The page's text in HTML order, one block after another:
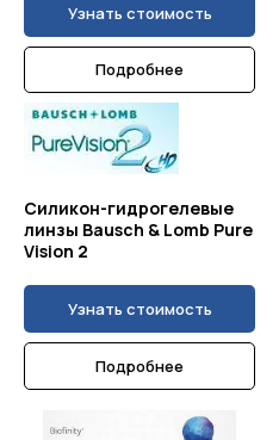
Узнать стоимость
Подробнее
Силикон-гидрогелевые
линзы Bausch & Lomb Pure
Vision 2
Узнать стоимость
Подробнее